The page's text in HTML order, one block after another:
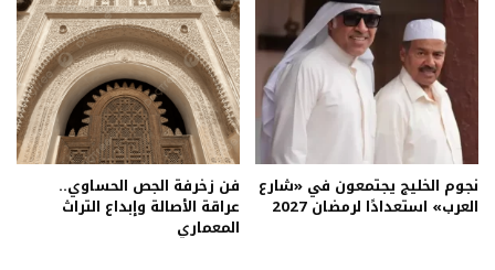
نجوم الخليج يجتمعون في «شارع
العرب» استعدادًا لرمضان 2027
فن زخرفة الجص الحساوي..
عراقة الأصالة وإبداع التراث
المعماري